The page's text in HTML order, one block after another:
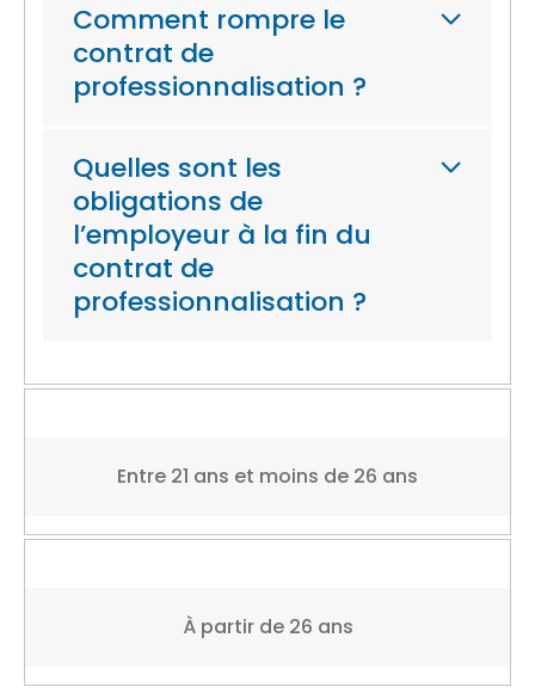
Comment rompre le
contrat de
professionnalisation ?
Quelles sont les
obligations de
l’employeur à la fin du
contrat de
professionnalisation ?
Entre 21 ans et moins de 26 ans
À partir de 26 ans